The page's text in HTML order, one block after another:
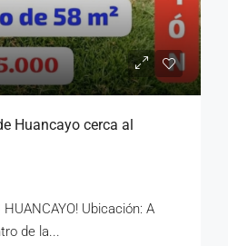
Huancayo cerca al
HUANCAYO! Ubicación: A
de la...